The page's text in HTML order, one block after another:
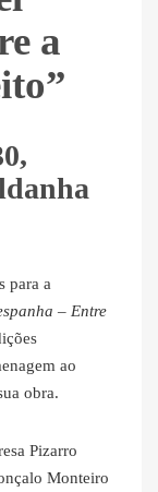
a
para a
– Entre
ao
obra.
Pizarro
Monteiro